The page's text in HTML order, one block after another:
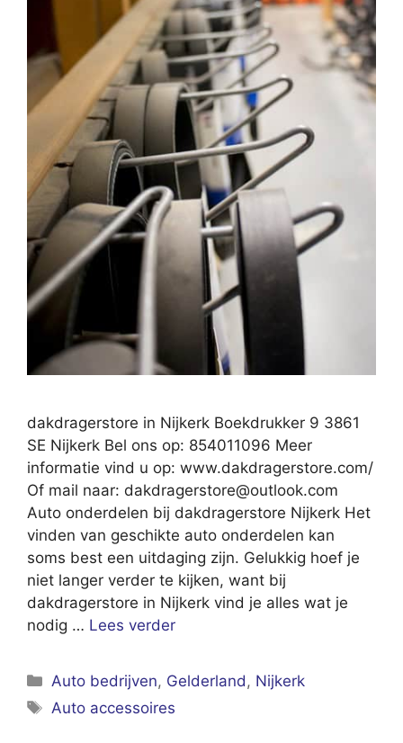
dakdragerstore in Nijkerk Boekdrukker 9 3861
SE Nijkerk Bel ons op: 854011096 Meer
informatie vind u op: www.dakdragerstore.com/
Of mail naar: dakdragerstore@outlook.com
Auto onderdelen bij dakdragerstore Nijkerk Het
vinden van geschikte auto onderdelen kan
soms best een uitdaging zijn. Gelukkig hoef je
niet langer verder te kijken, want bij
dakdragerstore in Nijkerk vind je alles wat je
nodig … Lees verder
Categorieën
Auto bedrijven, Gelderland, Nijkerk
Tags
Auto accessoires